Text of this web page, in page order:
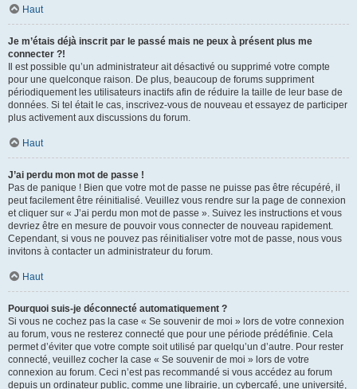
Haut
Je m’étais déjà inscrit par le passé mais ne peux à présent plus me
connecter ?!
Il est possible qu’un administrateur ait désactivé ou supprimé votre compte
pour une quelconque raison. De plus, beaucoup de forums suppriment
périodiquement les utilisateurs inactifs afin de réduire la taille de leur base de
données. Si tel était le cas, inscrivez-vous de nouveau et essayez de participer
plus activement aux discussions du forum.
Haut
J’ai perdu mon mot de passe !
Pas de panique ! Bien que votre mot de passe ne puisse pas être récupéré, il
peut facilement être réinitialisé. Veuillez vous rendre sur la page de connexion
et cliquer sur « J’ai perdu mon mot de passe ». Suivez les instructions et vous
devriez être en mesure de pouvoir vous connecter de nouveau rapidement.
Cependant, si vous ne pouvez pas réinitialiser votre mot de passe, nous vous
invitons à contacter un administrateur du forum.
Haut
Pourquoi suis-je déconnecté automatiquement ?
Si vous ne cochez pas la case « Se souvenir de moi » lors de votre connexion
au forum, vous ne resterez connecté que pour une période prédéfinie. Cela
permet d’éviter que votre compte soit utilisé par quelqu’un d’autre. Pour rester
connecté, veuillez cocher la case « Se souvenir de moi » lors de votre
connexion au forum. Ceci n’est pas recommandé si vous accédez au forum
depuis un ordinateur public, comme une librairie, un cybercafé, une université,